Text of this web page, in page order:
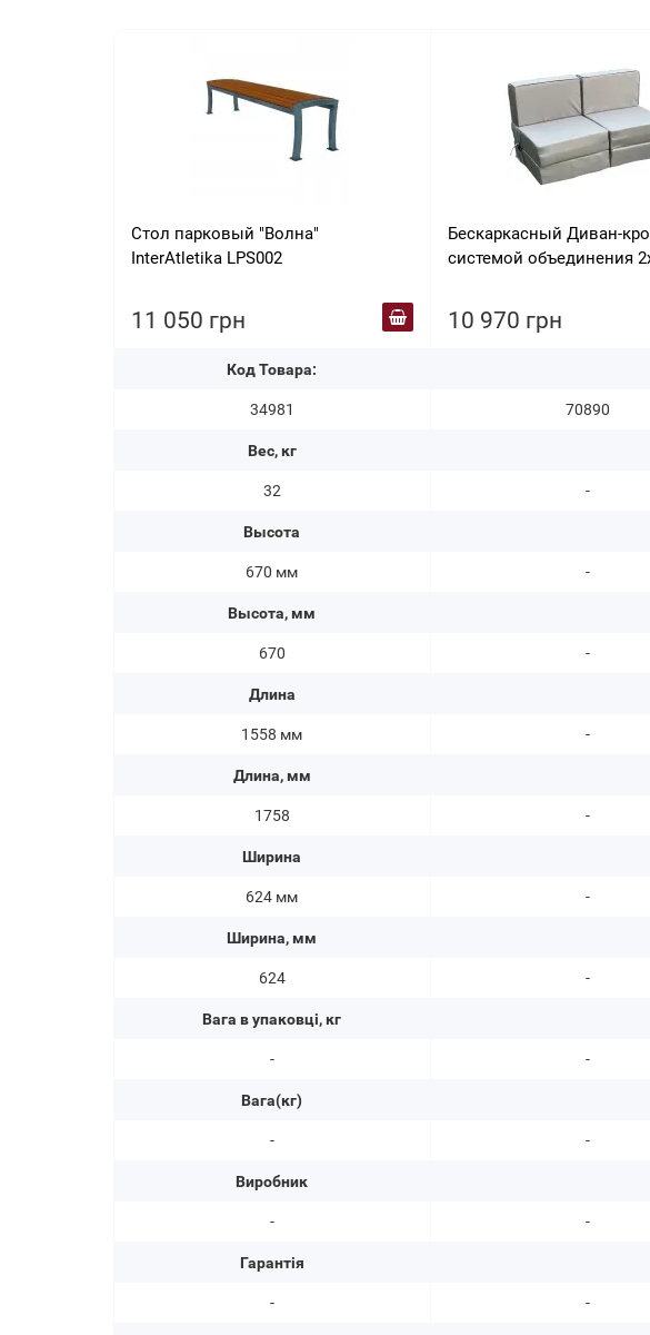
Стол парковый "Волна"
InterAtletika LPS002
11 050 грн
Код Товара:
34981
Вес, кг
32
Высота
670 мм
Высота, мм
670
Длина
1558 мм
Длина, мм
1758
Ширина
624 мм
Ширина, мм
624
Вага в упаковці, кг
-
Вага(кг)
-
Виробник
-
Гарантія
-
Бескаркасный Диван-
системой объединения
10 970 грн
70890
-
-
-
-
-
-
-
-
-
-
-